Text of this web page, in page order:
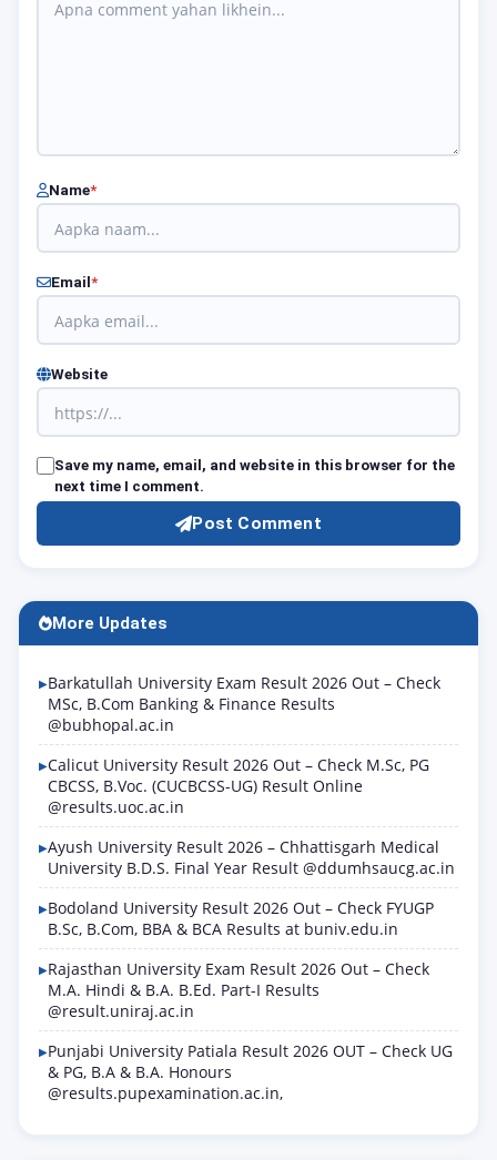
Name*
Email *
Website
Save my name, email, and website in this browser for the
next time I comment.
Post Comment
More Updates
Barkatullah University Exam Result 2026 Out – Check
MSc, B.Com Banking & Finance Results
@bubhopal.ac.in
Calicut University Result 2026 Out – Check M.Sc, PG
CBCSS, B.Voc. (CUCBCSS-UG) Result Online
@results.uoc.ac.in
Ayush University Result 2026 – Chhattisgarh Medical
University B.D.S. Final Year Result @ddumhsaucg.ac.in
Bodoland University Result 2026 Out – Check FYUGP
B.Sc, B.Com, BBA & BCA Results at buniv.edu.in
Rajasthan University Exam Result 2026 Out – Check
M.A. Hindi & B.A. B.Ed. Part-I Results
@result.uniraj.ac.in
Punjabi University Patiala Result 2026 OUT – Check UG
& PG, B.A & B.A. Honours
@results.pupexamination.ac.in,